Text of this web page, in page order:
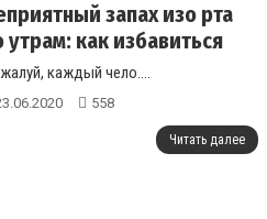
запах изо рта
утрам: как избавиться
каждый чело....
558
Читать далее